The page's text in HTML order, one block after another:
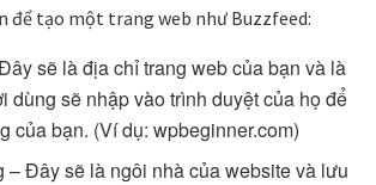
để tạo một trang web như Buzzfeed:
sẽ là địa chỉ trang web của bạn và là
dùng sẽ nhập vào trình duyệt của họ để
của bạn. (Ví dụ: wpbeginner.com)
– Đây sẽ là ngôi nhà của website và lưu